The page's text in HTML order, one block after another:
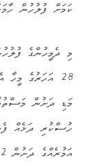
ކަމަށް ފުލުހުން
މި ދެމީހުންގެ
28 އަހަރުގެ
މަޑި ދަށުން
ހުސްކުރި ދަޅެއް